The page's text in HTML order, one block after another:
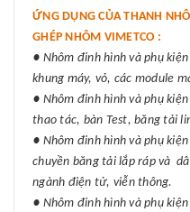
ỨNG DỤNG CỦA THANH
GHÉP NHÔM VIMETCO :
● Nhôm đinh hình và phụ
khung máy, vỏ, các module
● Nhôm đinh hình và phụ
thao tác, bàn Test, băng tải
● Nhôm đinh hình và phụ
chuyền băng tải lắp ráp và
ngành điện tử, viễn thông.
● Nhôm đinh hình và phụ